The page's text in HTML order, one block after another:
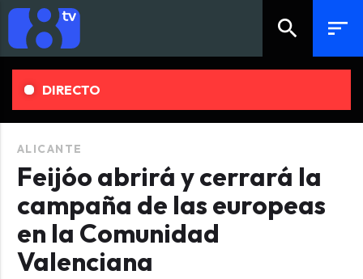
search sort
DIRECTO
ALICANTE
Feijóo abrirá y cerrará la
campaña de las europeas
en la Comunidad
Valenciana